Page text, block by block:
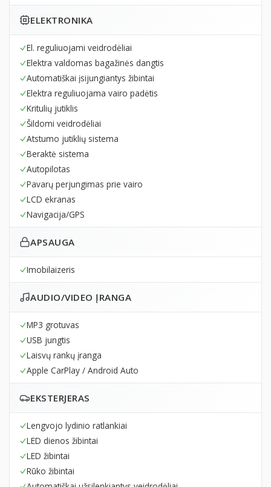
ELEKTRONIKA
El. reguliuojami veidrodėliai
Elektra valdomas bagažinės dangtis
Automatiškai įsijungiantys žibintai
Elektra reguliuojama vairo padėtis
Kritulių jutiklis
Šildomi veidrodėliai
Atstumo jutiklių sistema
Beraktė sistema
Autopilotas
Pavarų perjungimas prie vairo
LCD ekranas
Navigacija/GPS
APSAUGA
Imobilaizeris
AUDIO/VIDEO ĮRANGA
MP3 grotuvas
USB jungtis
Laisvų rankų įranga
Apple CarPlay / Android Auto
EKSTERJERAS
Lengvojo lydinio ratlankiai
LED dienos žibintai
LED žibintai
Rūko žibintai